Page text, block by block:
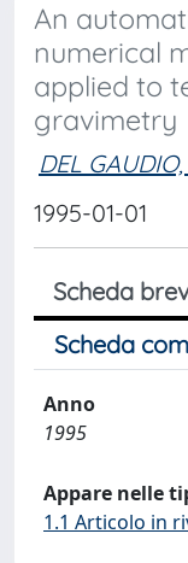
An
numerical
applied to
gravimetry
DEL
1995-01-01
Scheda
Scheda
Anno
1995
Appare nelle
1.1 Articolo in